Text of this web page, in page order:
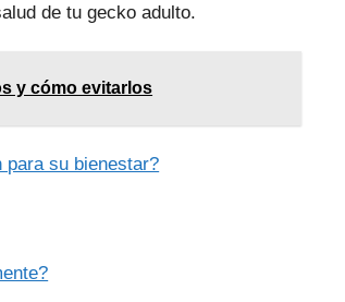
de tu gecko adulto.
y cómo evitarlos
su bienestar?